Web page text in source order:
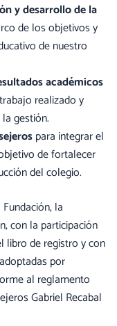
y desarrollo de la
de los objetivos y
de nuestro
académicos
realizado y
gestión.
para integrar el
de fortalecer
del colegio.
la
con la participación
libro de registro y con
por
al reglamento
Gabriel Recabal